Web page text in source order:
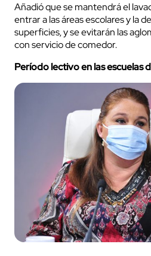
Añadió que se mantendrá el
entrar a las áreas escolares y la
superficies, y se evitarán las
con servicio de comedor.
Período lectivo en las escuelas